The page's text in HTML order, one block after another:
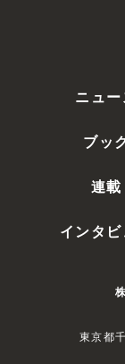
ニュー
ブッ
連載
インタ
東京都